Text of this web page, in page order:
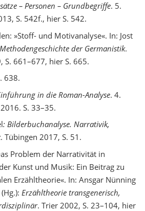
– Personen – Grundbegriffe. 5.
S. 542f., hier S. 542.
»Stoff- und Motivanalyse«. In: Jost
Methodengeschichte der Germanistik.
S. 661–677, hier S. 665.
638.
in die Roman-Analyse. 4.
S. 33–35.
: Bilderbuchanalyse. Narrativik,
. Tübingen 2017, S. 51.
Problem der Narrativität in
Kunst und Musik: Ein Beitrag zu
Erzähltheorie«. In: Ansgar Nünning
Erzähltheorie transgenerisch,
. Trier 2002, S. 23–104, hier